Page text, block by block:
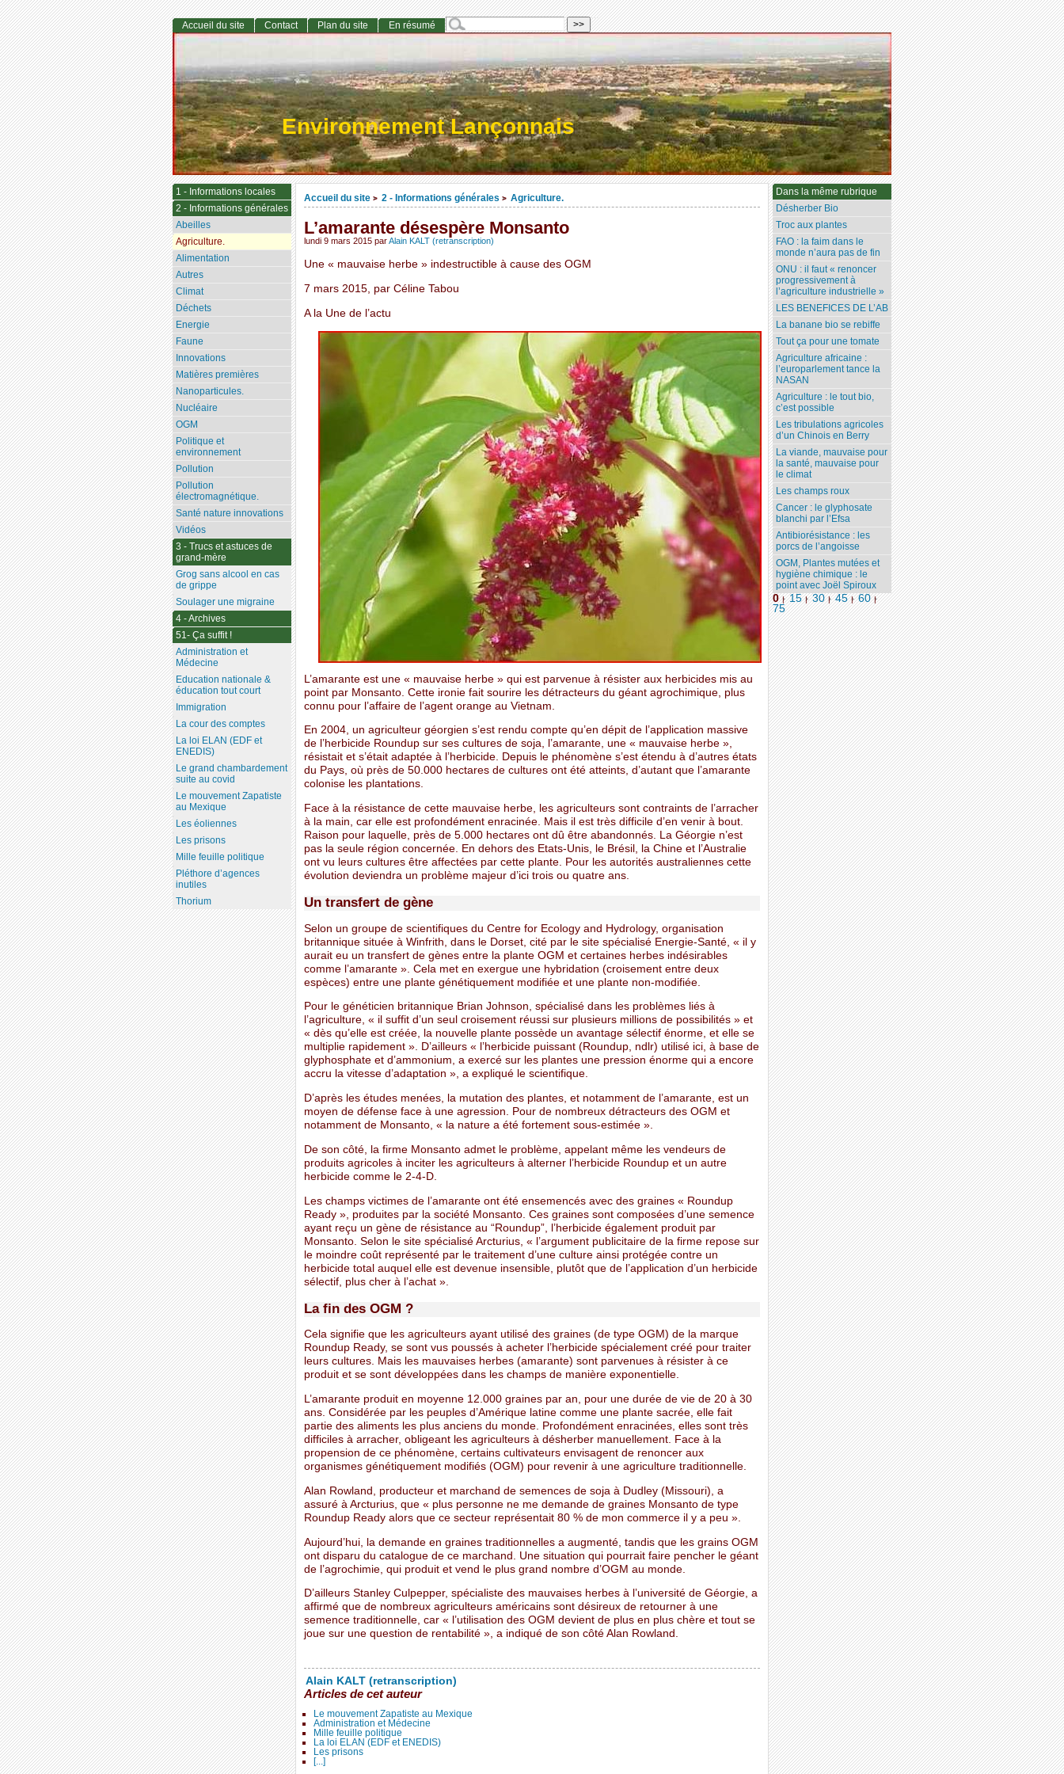
Environnement Lançonnais
Accueil du site > 2 - Informations générales > Agriculture.
L’amarante désespère Monsanto
lundi 9 mars 2015 parAlain KALT (retranscription)
Une « mauvaise herbe » indestructible à cause des OGM
7 mars 2015, par Céline Tabou
A la Une de l’actu
L’amarante est une « mauvaise herbe » qui est parvenue à résister aux herbicides mis au
point par Monsanto. Cette ironie fait sourire les détracteurs du géant agrochimique, plus
connu pour l’affaire de l’agent orange au Vietnam.
En 2004, un agriculteur géorgien s’est rendu compte qu’en dépit de l’application massive
de l’herbicide Roundup sur ses cultures de soja, l’amarante, une « mauvaise herbe »,
résistait et s’était adaptée à l’herbicide. Depuis le phénomène s’est étendu à d’autres états
du Pays, où près de 50.000 hectares de cultures ont été atteints, d’autant que l’amarante
colonise les plantations.
Face à la résistance de cette mauvaise herbe, les agriculteurs sont contraints de l’arracher
à la main, car elle est profondément enracinée. Mais il est très difficile d’en venir à bout.
Raison pour laquelle, près de 5.000 hectares ont dû être abandonnés. La Géorgie n’est
pas la seule région concernée. En dehors des Etats-Unis, le Brésil, la Chine et l’Australie
ont vu leurs cultures être affectées par cette plante. Pour les autorités australiennes cette
évolution deviendra un problème majeur d’ici trois ou quatre ans.
Un transfert de gène
Selon un groupe de scientifiques du Centre for Ecology and Hydrology, organisation
britannique située à Winfrith, dans le Dorset, cité par le site spécialisé Energie-Santé, « il y
aurait eu un transfert de gènes entre la plante OGM et certaines herbes indésirables
comme l’amarante ». Cela met en exergue une hybridation (croisement entre deux
espèces) entre une plante génétiquement modifiée et une plante non-modifiée.
Pour le généticien britannique Brian Johnson, spécialisé dans les problèmes liés à
l’agriculture, « il suffit d’un seul croisement réussi sur plusieurs millions de possibilités » et
« dès qu’elle est créée, la nouvelle plante possède un avantage sélectif énorme, et elle se
multiplie rapidement ». D’ailleurs « l’herbicide puissant (Roundup, ndlr) utilisé ici, à base de
glyphosphate et d’ammonium, a exercé sur les plantes une pression énorme qui a encore
accru la vitesse d’adaptation », a expliqué le scientifique.
D’après les études menées, la mutation des plantes, et notamment de l’amarante, est un
moyen de défense face à une agression. Pour de nombreux détracteurs des OGM et
notamment de Monsanto, « la nature a été fortement sous-estimée ».
De son côté, la firme Monsanto admet le problème, appelant même les vendeurs de
produits agricoles à inciter les agriculteurs à alterner l’herbicide Roundup et un autre
herbicide comme le 2-4-D.
Les champs victimes de l’amarante ont été ensemencés avec des graines « Roundup
Ready », produites par la société Monsanto. Ces graines sont composées d’une semence
ayant reçu un gène de résistance au “Roundup”, l’herbicide également produit par
Monsanto. Selon le site spécialisé Arcturius, « l’argument publicitaire de la firme repose sur
le moindre coût représenté par le traitement d’une culture ainsi protégée contre un
herbicide total auquel elle est devenue insensible, plutôt que de l’application d’un herbicide
sélectif, plus cher à l’achat ».
La fin des OGM ?
Cela signifie que les agriculteurs ayant utilisé des graines (de type OGM) de la marque
Roundup Ready, se sont vus poussés à acheter l’herbicide spécialement créé pour traiter
leurs cultures. Mais les mauvaises herbes (amarante) sont parvenues à résister à ce
produit et se sont développées dans les champs de manière exponentielle.
L’amarante produit en moyenne 12.000 graines par an, pour une durée de vie de 20 à 30
ans. Considérée par les peuples d’Amérique latine comme une plante sacrée, elle fait
partie des aliments les plus anciens du monde. Profondément enracinées, elles sont très
difficiles à arracher, obligeant les agriculteurs à désherber manuellement. Face à la
propension de ce phénomène, certains cultivateurs envisagent de renoncer aux
organismes génétiquement modifiés (OGM) pour revenir à une agriculture traditionnelle.
Alan Rowland, producteur et marchand de semences de soja à Dudley (Missouri), a
assuré à Arcturius, que « plus personne ne me demande de graines Monsanto de type
Roundup Ready alors que ce secteur représentait 80 % de mon commerce il y a peu ».
Aujourd’hui, la demande en graines traditionnelles a augmenté, tandis que les grains OGM
ont disparu du catalogue de ce marchand. Une situation qui pourrait faire pencher le géant
de l’agrochimie, qui produit et vend le plus grand nombre d’OGM au monde.
D’ailleurs Stanley Culpepper, spécialiste des mauvaises herbes à l’université de Géorgie, a
affirmé que de nombreux agriculteurs américains sont désireux de retourner à une
semence traditionnelle, car « l’utilisation des OGM devient de plus en plus chère et tout se
joue sur une question de rentabilité », a indiqué de son côté Alan Rowland.
Alain KALT (retranscription)
Articles de cet auteur
Le mouvement Zapatiste au Mexique
Administration et Médecine
Mille feuille politique
La loi ELAN (EDF et ENEDIS)
Les prisons
[...]
Dans la même rubrique
Désherber Bio
Troc aux plantes
FAO : la faim dans le
monde n’aura pas de fin
ONU : il faut « renoncer
progressivement à
l’agriculture industrielle »
LES BENEFICES DE L’AB
La banane bio se rebiffe
Tout ça pour une tomate
Agriculture africaine :
l’europarlement tance la
NASAN
Agriculture : le tout bio,
c’est possible
Les tribulations agricoles
d’un Chinois en Berry
La viande, mauvaise pour
la santé, mauvaise pour
le climat
Les champs roux
Cancer : le glyphosate
blanchi par l’Efsa
Antibiorésistance : les
porcs de l’angoisse
OGM, Plantes mutées et
hygiène chimique : le
point avec Joël Spiroux
0 | 15 | 30 | 45 | 60 |
75
Accueil du site Contact Plan du site En résumé
1 - Informations locales
2 - Informations générales
Abeilles
Agriculture.
Alimentation
Autres
Climat
Déchets
Energie
Faune
Innovations
Matières premières
Nanoparticules.
Nucléaire
OGM
Politique et
environnement
Pollution
Pollution
électromagnétique.
Santé nature innovations
Vidéos
3 - Trucs et astuces de
grand-mère
Grog sans alcool en cas
de grippe
Soulager une migraine
4 - Archives
51- Ça suffit !
Administration et
Médecine
Education nationale &
éducation tout court
Immigration
La cour des comptes
La loi ELAN (EDF et
ENEDIS)
Le grand chambardement
suite au covid
Le mouvement Zapatiste
au Mexique
Les éoliennes
Les prisons
Mille feuille politique
Pléthore d’agences
inutiles
Thorium